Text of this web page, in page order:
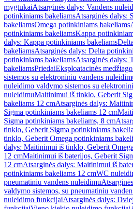
mygtukaiAtsarginės dalys: Vandens
potinkiniams bakeliamsAtsarginės dalys:
bakeliamsOmega potinkiniams bakeliams
potinkiniams bakeliamsKappa
dalys: Kappa potinkiniams bakeliams
bakeliamsAtsarginės dalys: Delta
potinkiniams bakeliamsAtsarginės dalys:
bakeliamsPriedaiEksploatacinės
sistemos su elektroniniu vandens
nuleidimo valdymo sistemos su
nuleidimuMaitinimui iš tinklo, Geberit
bakeliams 12 cmAtsarginės dalys:
Sigma potinkiniams bakeliams 12 cm
Sigma potinkiniams bakeliams, 8 cm
tinklo, Geberit Sigma potinkiniams
tinklo, Geberit Omega potinkiniams
dalys: Maitinimui iš tinklo, Geberit
12 cmMaitinimui iš baterijos, Geberit
12 cmAtsarginės dalys: Maitinimui iš
potinkiniams bakeliams 12 cmWC
pneumatiniu vandens nuleidimu
valdymo sistemos, su pneumatiniu
nuleidimo funkcijaiAtsarginės dalys: